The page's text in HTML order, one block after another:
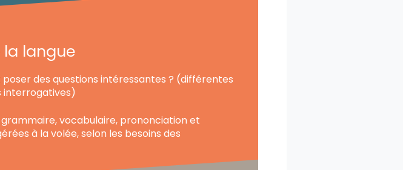
langue
des questions intéressantes ? (différentes
interrogatives)
grammaire, vocabulaire, prononciation et
à la volée, selon les besoins des